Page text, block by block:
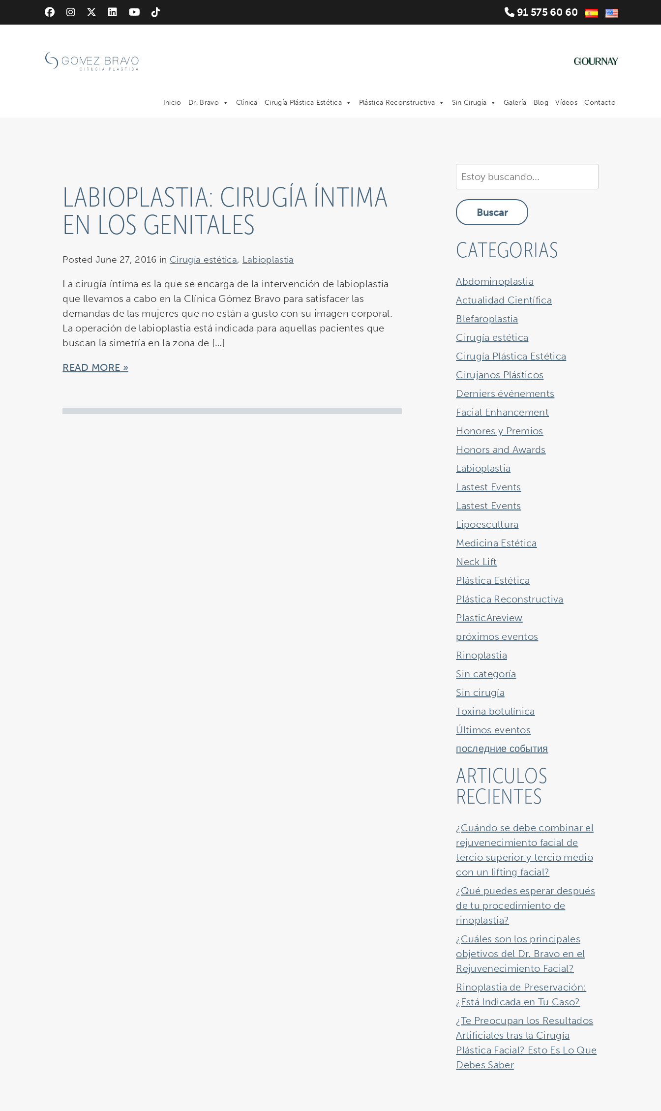
to
91 575 60 60
Inicio Dr. Bravo Clínica Cirugía Plástica Estética Plástica Reconstructiva Sin Cirugía Galería Blog Vídeos Contacto
LABIOPLASTIA: CIRUGÍA ÍNTIMA
EN LOS GENITALES
Posted June 27, 2016 in Cirugía estética, Labioplastia
La cirugía íntima es la que se encarga de la intervención de labioplastia
que llevamos a cabo en la Clínica Gómez Bravo para satisfacer las
demandas de las mujeres que no están a gusto con su imagen corporal.
La operación de labioplastia está indicada para aquellas pacientes que
buscan la simetría en la zona de […]
READ MORE
Buscar
en
nuestra
sitio
Buscar
CATEGORIAS
Abdominoplastia
Actualidad Científica
Blefaroplastia
Cirugía estética
Cirugía Plástica Estética
Cirujanos Plásticos
Derniers événements
Facial Enhancement
Honores y Premios
Honors and Awards
Labioplastia
Lastest Events
Lastest Events
Lipoescultura
Medicina Estética
Neck Lift
Plástica Estética
Plástica Reconstructiva
PlasticAreview
próximos eventos
Rinoplastia
Sin categoría
Sin cirugía
Toxina botulínica
Últimos eventos
последние события
ARTICULOS
RECIENTES
¿Cuándo se debe combinar el
rejuvenecimiento facial de
tercio superior y tercio medio
con un lifting facial?
¿Qué puedes esperar después
de tu procedimiento de
rinoplastia?
¿Cuáles son los principales
objetivos del Dr. Bravo en el
Rejuvenecimiento Facial?
Rinoplastia de Preservación:
¿Está Indicada en Tu Caso?
¿Te Preocupan los Resultados
Artificiales tras la Cirugía
Plástica Facial? Esto Es Lo Que
Debes Saber